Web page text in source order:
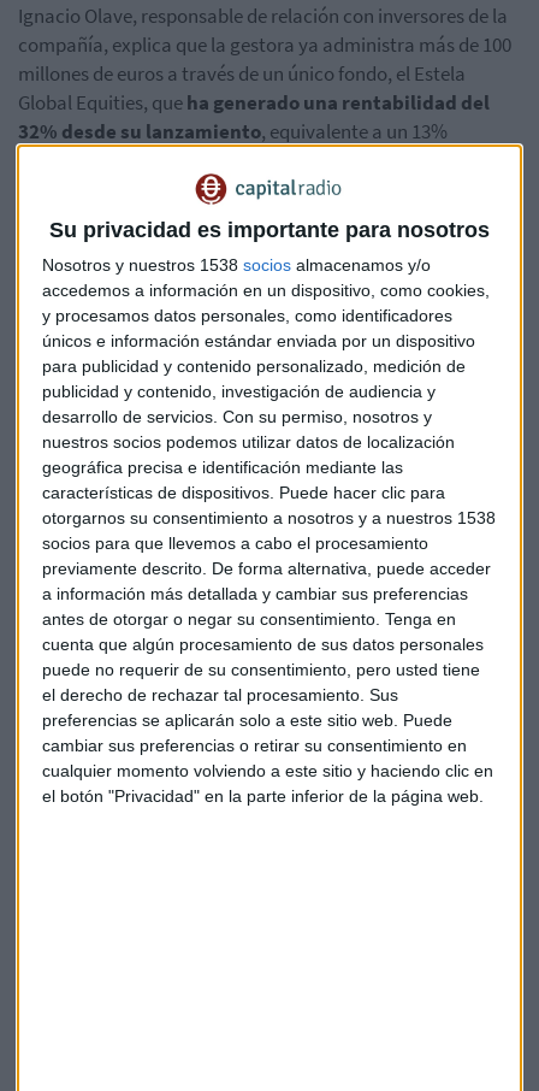
Su privacidad es importante para nosotros
Nosotros y nuestros 1538 socios almacenamos y/o
accedemos a información en un dispositivo, como cookies,
y procesamos datos personales, como identificadores
únicos e información estándar enviada por un dispositivo
para publicidad y contenido personalizado, medición de
publicidad y contenido, investigación de audiencia y
desarrollo de servicios. Con su permiso, nosotros y
nuestros socios podemos utilizar datos de localización
geográfica precisa e identificación mediante las
características de dispositivos. Puede hacer clic para
otorgarnos su consentimiento a nosotros y a nuestros 1538
socios para que llevemos a cabo el procesamiento
previamente descrito. De forma alternativa, puede acceder
a información más detallada y cambiar sus preferencias
antes de otorgar o negar su consentimiento. Tenga en
cuenta que algún procesamiento de sus datos personales
puede no requerir de su consentimiento, pero usted tiene
el derecho de rechazar tal procesamiento. Sus
preferencias se aplicarán solo a este sitio web. Puede
cambiar sus preferencias o retirar su consentimiento en
cualquier momento volviendo a este sitio y haciendo clic en
el botón "Privacidad" en la parte inferior de la página web.
Ignacio Olave, responsable de relación con inversores de la
compañía, explica que la gestora ya administra más de 100
millones de euros a través de un único fondo, el Estela
Global Equities, queha generado una rentabilidad del
32% desde su lanzamiento, equivalente a un 13%
"Lo diferencial para nosotros es nuestro modelo de gestión
que tiene dos piedras angulares: la gestión quality por un
lado, es decir, invertir en compañías de calidad, pero con el
enfoque contrarian", explica Olave.
Este enfoque les lleva a buscar empresas con claras
ventajas competitivas pero esperando a que sufran caídas
temporales en su cotización para adquirirlas a valoraciones
más atractivas.
Aprovechando la volatilidad del
mercado
La turbulencia reciente de los mercados, especialmente
desde principios de abril tras el anuncio de nuevas políticas
arancelarias por parte de la administración Trump, ha
generado oportunidades para la gestora.
"Para una entidad que gestiona renta variable la volatilidad
es una amiga", asegura Olave, quien detalla cómo han
aprovechado las caídas para volver a comprar compañías
que ya conocían bien.